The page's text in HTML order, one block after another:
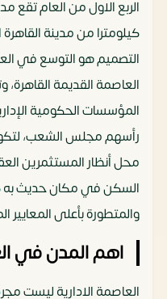
كيلومترا من مدينة
التصميم هو التوسع في
العاصمة القديمة
المؤسسات الحكومية
رأسهم مجلس الشعب،
محل أنظار المستثمرين
السكن في مكان حديث به
والمتطورة بأعلى المعايير
اهم المدن في
العاصمة الادارية ليست